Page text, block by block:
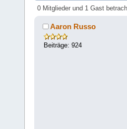
Fasten (Gelesen 20649
0 Mitglieder und 1 Gast
Aaron Russo
Beiträge: 924